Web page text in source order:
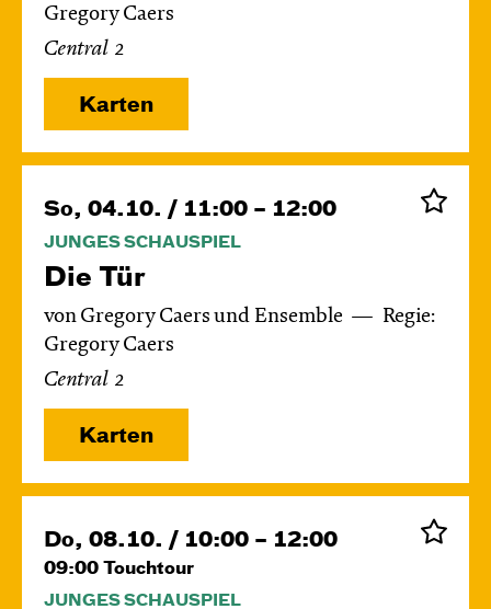
Gregory Caers
Central 2
Karten
So, 04.10. / 11:00 – 12:00
JUNGES SCHAUSPIEL
Die Tür
von Gregory Caers und Ensemble
Regie:
Gregory Caers
Central 2
Karten
Do, 08.10. / 10:00 – 12:00
09:00 Touchtour
JUNGES SCHAUSPIEL